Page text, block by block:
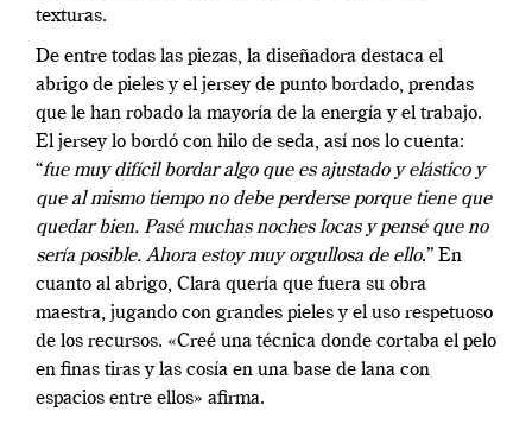
texturas.
De entre todas las piezas, la diseñadora destaca el
abrigo de pieles y el jersey de punto bordado, prendas
que le han robado la mayoría de la energía y el trabajo.
El jersey lo bordó con hilo de seda, así nos lo cuenta:
“fue muy difícil bordar algo que es ajustado y elástico y
que al mismo tiempo no debe perderse porque tiene que
quedar bien. Pasé muchas noches locas y pensé que no
sería posible. Ahora estoy muy orgullosa de ello.” En
cuanto al abrigo, Clara quería que fuera su obra
maestra, jugando con grandes pieles y el uso respetuoso
de los recursos. «Creé una técnica donde cortaba el pelo
en finas tiras y las cosía en una base de lana con
espacios entre ellos» afirma.